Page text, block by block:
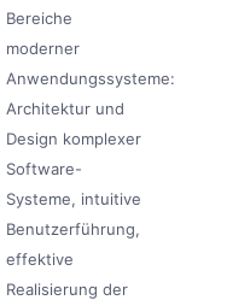
Bereiche
moderner
Anwendungssysteme:
Architektur und
Design komplexer
Software-
Systeme, intuitive
Benutzerführung,
effektive
Realisierung der